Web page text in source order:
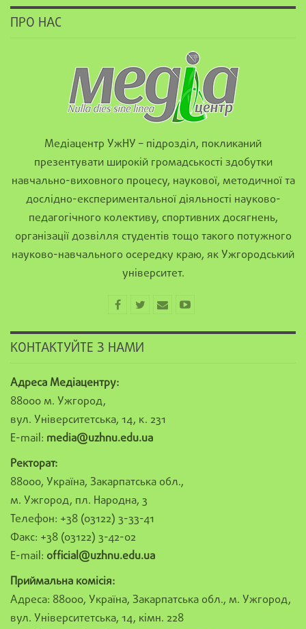
ПРО НАС
Медіацентр УжНУ – підрозділ, покликаний
презентувати широкій громадськості здобутки
навчально-виховного процесу, наукової, методичної та
дослідно-експериментальної діяльності науково-
педагогічного колективу, спортивних досягнень,
організації дозвілля студентів тощо такого потужного
науково-навчального осередку краю, як Ужгородський
університет.
КОНТАКТУЙТЕ З НАМИ
Адреса Медіацентру:
88000 м. Ужгород,
вул. Університетська, 14, к. 231
E-mail: media@uzhnu.edu.ua
Ректорат:
88000, Україна, Закарпатська обл.,
м. Ужгород, пл. Народна, 3
Телефон: +38 (03122) 3-33-41
Факс: +38 (03122) 3-42-02
E-mail: official@uzhnu.edu.ua
Приймальна комісія:
Адреса: 88000, Україна, Закарпатська обл., м. Ужгород,
вул. Університетська, 14, кімн. 228